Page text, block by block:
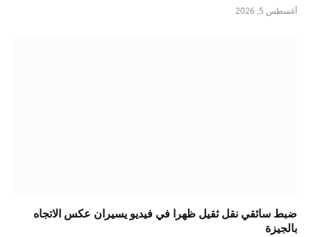
أغسطس 5, 2026
ضبط سائقي نقل ثقيل ظهرا في فيديو يسيران عكس الاتجاه
بالجيزة